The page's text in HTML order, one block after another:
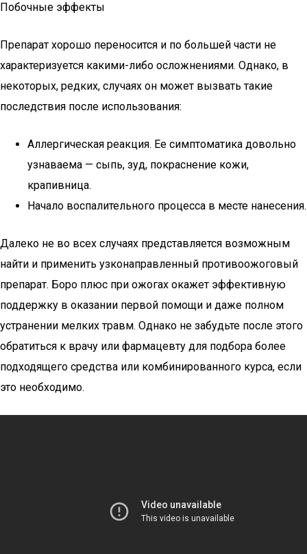
Побочные эффекты
Препарат хорошо переносится и по большей части не
характеризуется какими-либо осложнениями. Однако, в
некоторых, редких, случаях он может вызвать такие
последствия после использования:
Аллергическая реакция. Ее симптоматика довольно
узнаваема — сыпь, зуд, покраснение кожи,
крапивница.
Начало воспалительного процесса в месте нанесения.
Далеко не во всех случаях представляется возможным
найти и применить узконаправленный противоожоговый
препарат. Боро плюс при ожогах окажет эффективную
поддержку в оказании первой помощи и даже полном
устранении мелких травм. Однако не забудьте после этого
обратиться к врачу или фармацевту для подбора более
подходящего средства или комбинированного курса, если
это необходимо.